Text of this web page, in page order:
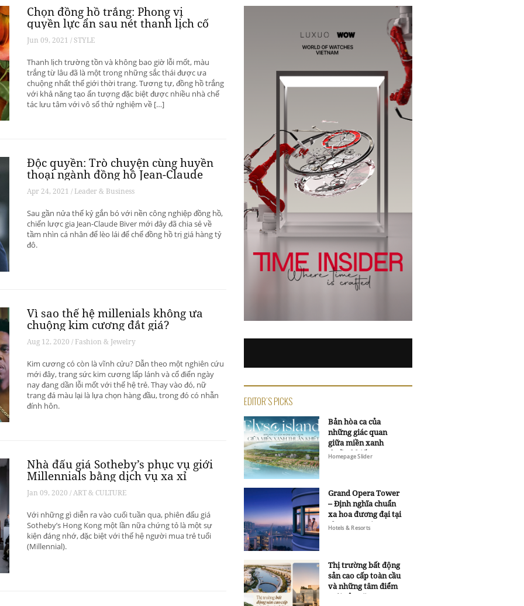
Chọn đồng hồ trắng: Phong vị
quyền lực ẩn sau nét thanh lịch cố
hữu
Jun 09, 2021 / STYLE
Thanh lịch trường tồn và không bao giờ lỗi mốt, màu
trắng từ lâu đã là một trong những sắc thái được ưa
chuộng nhất thế giới thời trang. Tương tự, đồng hồ trắng
với khả năng tạo ấn tượng đặc biệt được nhiều nhà chế
tác lưu tâm với vô số thử nghiệm về […]
Độc quyền: Trò chuyện cùng huyền
thoại ngành đồng hồ Jean-Claude
Biver
Apr 24, 2021 / Leader & Business
Sau gần nửa thế kỷ gắn bó với nền công nghiệp đồng hồ,
chiến lược gia Jean-Claude Biver mới đây đã chia sẻ về
tầm nhìn cá nhân để lèo lái đế chế đồng hồ trị giá hàng tỷ
đô.
Vì sao thế hệ millenials không ưa
chuộng kim cương đắt giá?
Aug 12, 2020 / Fashion & Jewelry
Kim cương có còn là vĩnh cửu? Dẫn theo một nghiên cứu
mới đây, trang sức kim cương lấp lánh và cổ điển ngày
nay đang dần lỗi mốt với thế hệ trẻ. Thay vào đó, nữ
trang đá màu lại là lựa chọn hàng đầu, trong đó có nhẫn
đính hôn.
Nhà đấu giá Sotheby’s phục vụ giới
Millennials bằng dịch vụ xa xỉ
Jan 09, 2020 / ART & CULTURE
Với những gì diễn ra vào cuối tuần qua, phiên đấu giá
Sotheby’s Hong Kong một lần nữa chứng tỏ là một sự
kiện đáng nhớ, đặc biệt với thế hệ người mua trẻ tuổi
(Millennial).
EDITOR'S PICKS
Bản hòa ca của
những giác quan
giữa miền xanh
thuần khiết
Homepage Slider
Grand Opera Tower
– Định nghĩa chuẩn
xa hoa đương đại tại
Sheraton Saigon
Hotels & Resorts
Thị trường bất động
sản cao cấp toàn cầu
và những tâm điểm
mới của năm 2026